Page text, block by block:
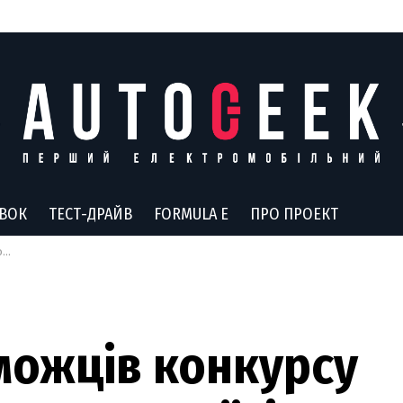
ТЕСТ-ДРАЙВ FORMULA E ПРО ПРОЕКТ
конкурсу